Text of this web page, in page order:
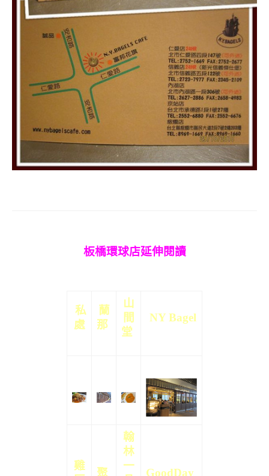
板橋環球店延伸閱讀
私
處
蘭
那
山
間
堂
NY Bagel
雞
聚
翰
林
一
GoodDay